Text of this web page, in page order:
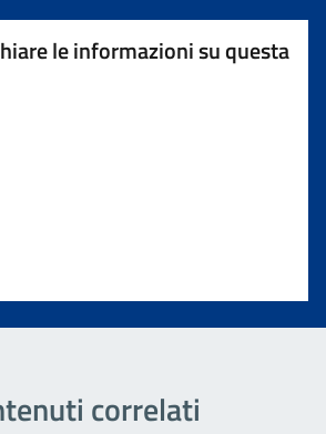
le informazioni su questa
correlati